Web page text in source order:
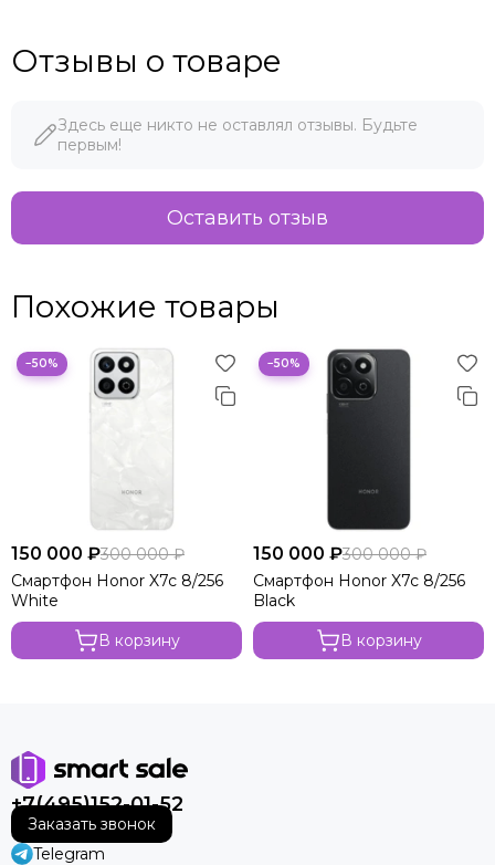
Отзывы о товаре
Здесь еще никто не оставлял отзывы. Будьте
первым!
Оставить отзыв
Похожие товары
−50%
150 000 ₽300 000 ₽
Смартфон Honor X7c 8/256
White
В корзину
−50%
150 000 ₽300 000 ₽
Смартфон Honor X7c 8/256
Black
В корзину
+7(495)152-01-52
Заказать звонок
Telegram